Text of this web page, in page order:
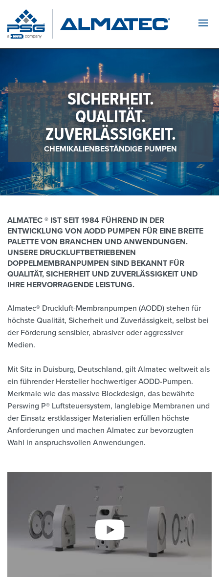
SICHERHEIT.
QUALITÄT.
ZUVERLÄSSIGKEIT.
CHEMIKALIENBESTÄNDIGE PUMPEN
ALMATEC ® IST SEIT 1984 FÜHREND IN DER
ENTWICKLUNG VON AODD PUMPEN FÜR EINE BREITE
PALETTE VON BRANCHEN UND ANWENDUNGEN.
UNSERE DRUCKLUFTBETRIEBENEN
DOPPELMEMBRANPUMPEN SIND BEKANNT FÜR
QUALITÄT, SICHERHEIT UND ZUVERLÄSSIGKEIT UND
IHRE HERVORRAGENDE LEISTUNG.
Almatec® Druckluft-Membranpumpen (AODD) stehen für
höchste Qualität, Sicherheit und Zuverlässigkeit, selbst bei
der Förderung sensibler, abrasiver oder aggressiver
Medien.
Mit Sitz in Duisburg, Deutschland, gilt Almatec weltweit als
ein führender Hersteller hochwertiger AODD-Pumpen.
Merkmale wie das massive Blockdesign, das bewährte
Perswing P® Luftsteuersystem, langlebige Membranen und
der Einsatz erstklassiger Materialien erfüllen höchste
Anforderungen und machen Almatec zur bevorzugten
Wahl in anspruchsvollen Anwendungen.